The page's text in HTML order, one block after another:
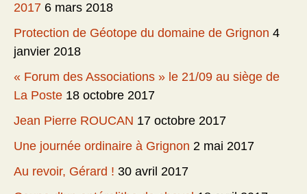
2017 6 mars 2018
Protection de Géotope du domaine de Grignon 4
janvier 2018
« Forum des Associations » le 21/09 au siège de
La Poste 18 octobre 2017
Jean Pierre ROUCAN 17 octobre 2017
Une journée ordinaire à Grignon 2 mai 2017
Au revoir, Gérard ! 30 avril 2017